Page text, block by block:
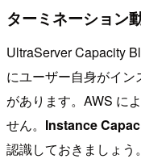
ターミネーション
UltraServer Capacity
にユーザー自身がイ
があります。AWS に
せん。 Instance
認識しておきましょう。